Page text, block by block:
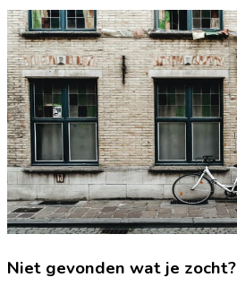
Niet gevonden wat je zocht?